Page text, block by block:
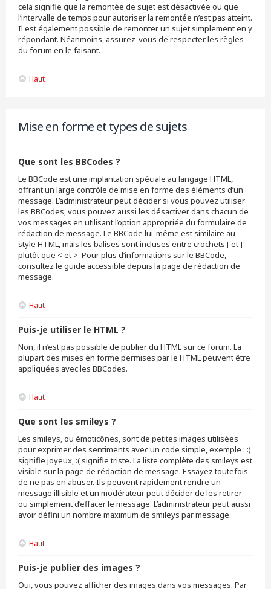
cela signifie que la remontée de sujet est désactivée ou que
l’intervalle de temps pour autoriser la remontée n’est pas atteint.
Il est également possible de remonter un sujet simplement en y
répondant. Néanmoins, assurez-vous de respecter les règles
du forum en le faisant.
Haut
Mise en forme et types de sujets
Que sont les BBCodes ?
Le BBCode est une implantation spéciale au langage HTML,
offrant un large contrôle de mise en forme des éléments d’un
message. L’administrateur peut décider si vous pouvez utiliser
les BBCodes, vous pouvez aussi les désactiver dans chacun de
vos messages en utilisant l’option appropriée du formulaire de
rédaction de message. Le BBCode lui-même est similaire au
style HTML, mais les balises sont incluses entre crochets [ et ]
plutôt que < et >. Pour plus d’informations sur le BBCode,
consultez le guide accessible depuis la page de rédaction de
message.
Haut
Puis-je utiliser le HTML ?
Non, il n’est pas possible de publier du HTML sur ce forum. La
plupart des mises en forme permises par le HTML peuvent être
appliquées avec les BBCodes.
Haut
Que sont les smileys ?
Les smileys, ou émoticônes, sont de petites images utilisées
pour exprimer des sentiments avec un code simple, exemple : :)
signifie joyeux, :( signifie triste. La liste complète des smileys est
visible sur la page de rédaction de message. Essayez toutefois
de ne pas en abuser. Ils peuvent rapidement rendre un
message illisible et un modérateur peut décider de les retirer
ou simplement d’effacer le message. L’administrateur peut aussi
avoir défini un nombre maximum de smileys par message.
Haut
Puis-je publier des images ?
Oui, vous pouvez afficher des images dans vos messages. Par